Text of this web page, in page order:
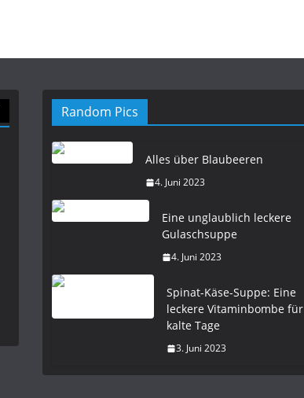
Random Pics
Alles über Blaubeeren
4. Juni 2023
Eine unglaublich leckere
Gulaschsuppe
4. Juni 2023
Spinat-Käse-Suppe: Eine
leckere Vitaminbombe für
kalte Tage
3. Juni 2023